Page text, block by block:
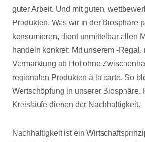
guter Arbeit. Und mit guten,
Produkten. Was wir in der Biosphäre
konsumieren, dient unmittelbar allen
handeln konkret: Mit unserem -Regal,
Vermarktung ab Hof ohne
regionalen Produkten à la carte. So
Wertschöpfung in unserer Biosphäre.
Kreisläufe dienen der Nachhaltigkeit.
Nachhaltigkeit ist ein